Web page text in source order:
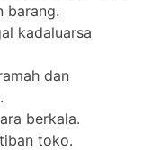
barang.
kadaluarsa
dan
berkala.
toko.